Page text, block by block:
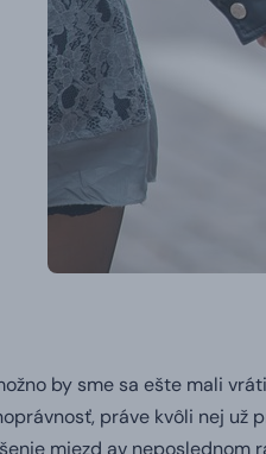
by sme sa ešte mali
práve kvôli nej už
miezd av neposlednom